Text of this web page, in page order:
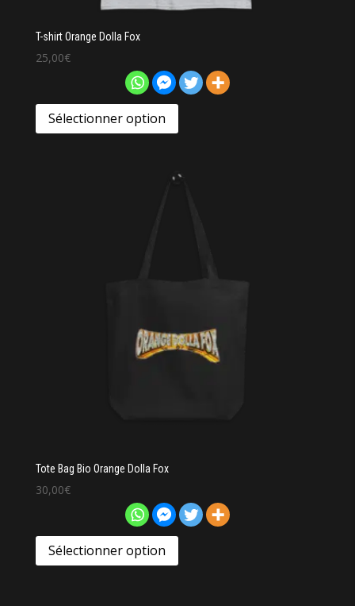
T-shirt Orange Dolla Fox
25,00€
Sélectionner option
Tote Bag Bio Orange Dolla Fox
30,00€
Sélectionner option